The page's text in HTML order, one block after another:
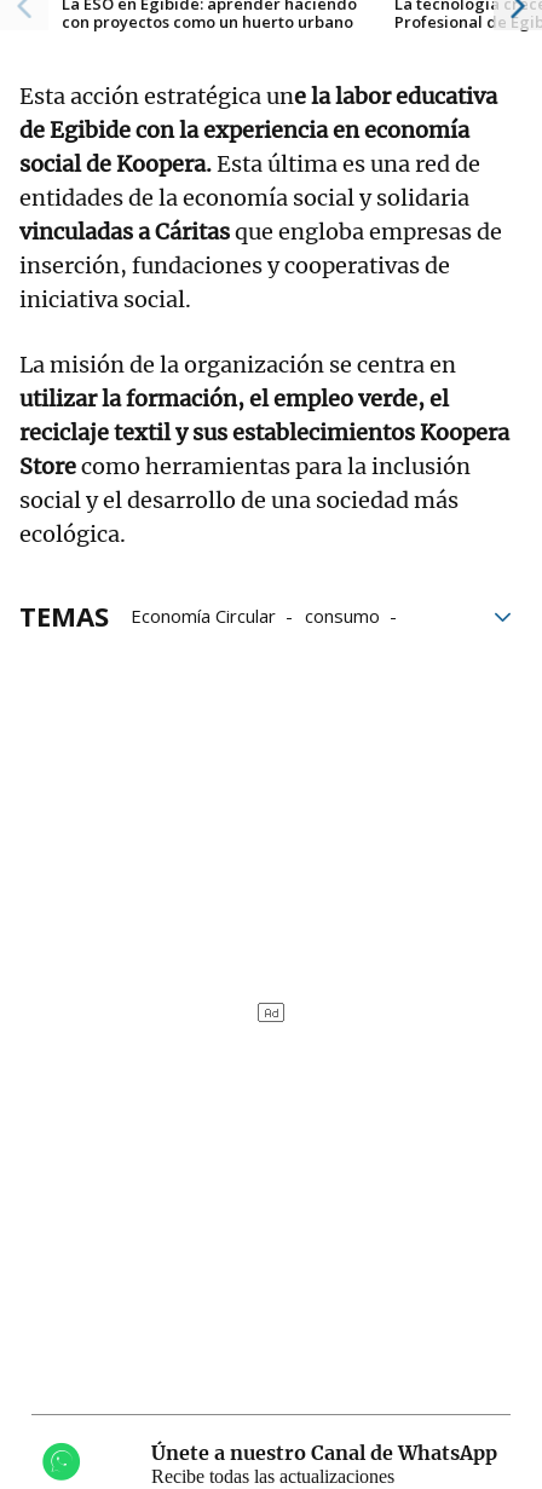
con proyectos como un huerto urbano
Profesional de
Esta acción estratégica une la labor educativa
de Egibide con la experiencia en economía
social de Koopera.Esta última es una red de
entidades de la economía social y solidaria
vinculadas a Cáritasque engloba empresas de
inserción, fundaciones y cooperativas de
iniciativa social.
La misión de la organización se centra en
utilizar la formación, el empleo verde, el
reciclaje textil y sus establecimientosKoopera
Storecomo herramientas para la inclusión
social y el desarrollo de una sociedad más
ecológica.
TEMAS Economía Circular
consumo
Únete a nuestro Canal de WhatsApp
Recibe todas las actualizaciones